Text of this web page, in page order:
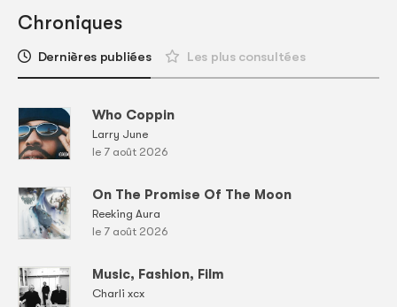
Chroniques
Dernières publiées Les plus consultées
Who Coppin
Larry June
le 7 août 2026
On The Promise Of The Moon
Reeking Aura
le 7 août 2026
Music, Fashion, Film
Charli xcx